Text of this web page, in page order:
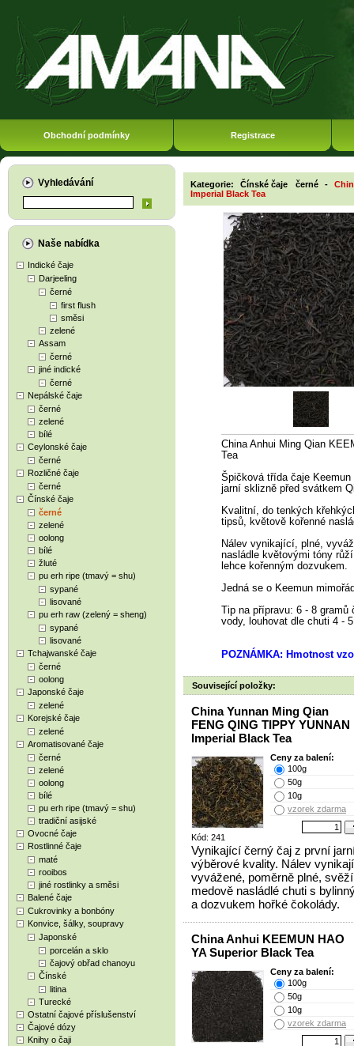
Obchodní podmínky Registrace
Vyhledávání
Naše nabídka
Indické čaje
Darjeeling
černé
first flush
směsi
zelené
Assam
černé
jiné indické
černé
Nepálské čaje
černé
zelené
bílé
Ceylonské čaje
černé
Rozličné čaje
černé
Čínské čaje
černé
zelené
oolong
bílé
žluté
pu erh ripe (tmavý = shu)
sypané
lisované
pu erh raw (zelený = sheng)
sypané
lisované
Tchajwanské čaje
černé
oolong
Japonské čaje
zelené
Korejské čaje
zelené
Aromatisované čaje
černé
zelené
oolong
bílé
pu erh ripe (tmavý = shu)
tradiční asijské
Ovocné čaje
Rostlinné čaje
maté
rooibos
jiné rostlinky a směsi
Balené čaje
Cukrovinky a bonbóny
Konvice, šálky, soupravy
Japonské
porcelán a sklo
čajový obřad chanoyu
Čínské
litina
Turecké
Ostatní čajové příslušenství
Čajové dózy
Knihy o čaji
Kategorie: Čínské čaje černé -
Imperial Black Tea
China Anhui Ming Qian
Tea
Špičková třída čaje
jarní sklizně před svátkem
Kvalitní, do tenkých
tipsů, květově kořenné
Nálev vynikající, plné,
nasládle květovými tóny
lehce kořenným dozvukem.
Jedná se o Keemun
Tip na přípravu: 6 - 8
vody, louhovat dle chuti 4 -
POZNÁMKA: Hmotnost
Související položky:
China Yunnan Ming Qian
FENG QING TIPPY YUNNAN
Imperial Black Tea
Kód: 241
Ceny za balení:
100g
50g
10g
vzorek zdarma
Vynikající černý čaj z první
výběrové kvality. Nálev
vyvážené, poměrně plné,
medově nasládlé chuti s
a dozvukem hořké čokolády.
China Anhui KEEMUN HAO
YA Superior Black Tea
Ceny za balení:
100g
50g
10g
vzorek zdarma